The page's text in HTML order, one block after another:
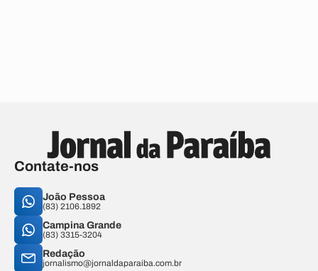
Contate-nos
João Pessoa
(83) 2106.1892
Campina Grande
(83) 3315-3204
Redação
jornalismo@jornaldaparaiba.com.br